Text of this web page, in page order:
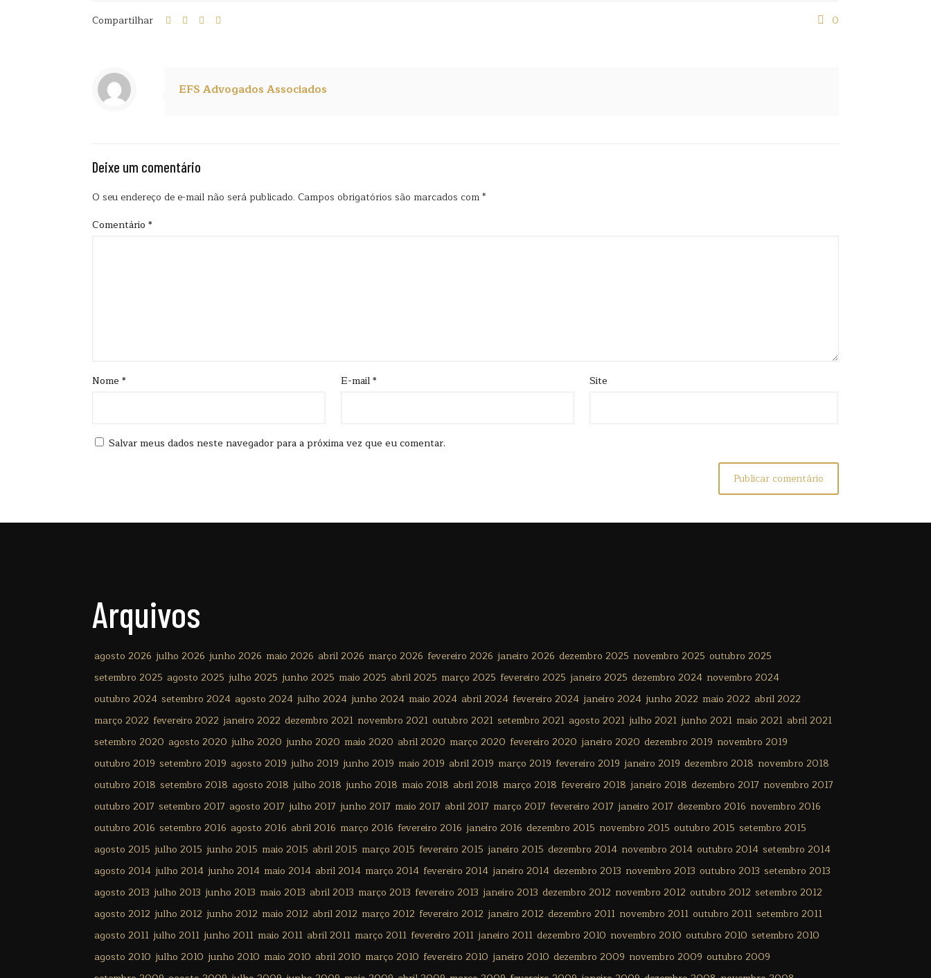
Compartilhar 0
EFS Advogados Associados
Deixe um comentário
O seu endereço de e-mail não será publicado. Campos obrigatórios são marcados com*
Comentário *
Nome * E-mail* Site
Salvar meus dados neste navegador para a próxima vez que eu comentar.
Arquivos
agosto 2026 julho 2026 junho 2026 maio 2026 abril 2026 março 2026 fevereiro 2026 janeiro 2026 dezembro 2025 novembro 2025 outubro 2025
setembro 2025 agosto 2025 julho 2025 junho 2025 maio 2025 abril 2025 março 2025 fevereiro 2025 janeiro 2025 dezembro 2024 novembro 2024
outubro 2024 setembro 2024 agosto 2024 julho 2024 junho 2024 maio 2024 abril 2024 fevereiro 2024 janeiro 2024 junho 2022 maio 2022 abril 2022
março 2022 fevereiro 2022 janeiro 2022 dezembro 2021 novembro 2021 outubro 2021 setembro 2021 agosto 2021 julho 2021 junho 2021 maio 2021 abril 2021
setembro 2020 agosto 2020 julho 2020 junho 2020 maio 2020 abril 2020 março 2020 fevereiro 2020 janeiro 2020 dezembro 2019 novembro 2019
outubro 2019 setembro 2019 agosto 2019 julho 2019 junho 2019 maio 2019 abril 2019 março 2019 fevereiro 2019 janeiro 2019 dezembro 2018 novembro 2018
outubro 2018 setembro 2018 agosto 2018 julho 2018 junho 2018 maio 2018 abril 2018 março 2018 fevereiro 2018 janeiro 2018 dezembro 2017 novembro 2017
outubro 2017 setembro 2017 agosto 2017 julho 2017 junho 2017 maio 2017 abril 2017 março 2017 fevereiro 2017 janeiro 2017 dezembro 2016 novembro 2016
outubro 2016 setembro 2016 agosto 2016 abril 2016 março 2016 fevereiro 2016 janeiro 2016 dezembro 2015 novembro 2015 outubro 2015 setembro 2015
agosto 2015 julho 2015 junho 2015 maio 2015 abril 2015 março 2015 fevereiro 2015 janeiro 2015 dezembro 2014 novembro 2014 outubro 2014 setembro 2014
agosto 2014 julho 2014 junho 2014 maio 2014 abril 2014 março 2014 fevereiro 2014 janeiro 2014 dezembro 2013 novembro 2013 outubro 2013 setembro 2013
agosto 2013 julho 2013 junho 2013 maio 2013 abril 2013 março 2013 fevereiro 2013 janeiro 2013 dezembro 2012 novembro 2012 outubro 2012 setembro 2012
agosto 2012 julho 2012 junho 2012 maio 2012 abril 2012 março 2012 fevereiro 2012 janeiro 2012 dezembro 2011 novembro 2011 outubro 2011 setembro 2011
agosto 2011 julho 2011 junho 2011 maio 2011 abril 2011 março 2011 fevereiro 2011 janeiro 2011 dezembro 2010 novembro 2010 outubro 2010 setembro 2010
agosto 2010 julho 2010 junho 2010 maio 2010 abril 2010 março 2010 fevereiro 2010 janeiro 2010 dezembro 2009 novembro 2009 outubro 2009